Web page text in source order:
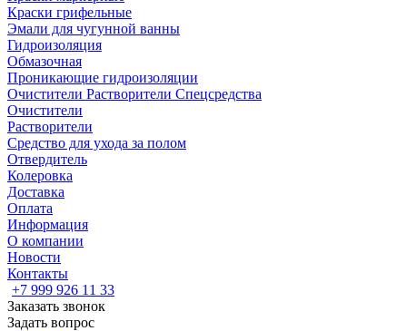
Краски грифельные
Эмали для чугунной ванны
Гидроизоляция
Обмазочная
Проникающие гидроизоляции
Очистители Растворители Спецсредства
Очистители
Растворители
Средство для ухода за полом
Отвердитель
Колеровка
Доставка
Оплата
Информация
О компании
Новости
Контакты
+7 999 926 11 33
Заказать звонок
Задать вопрос